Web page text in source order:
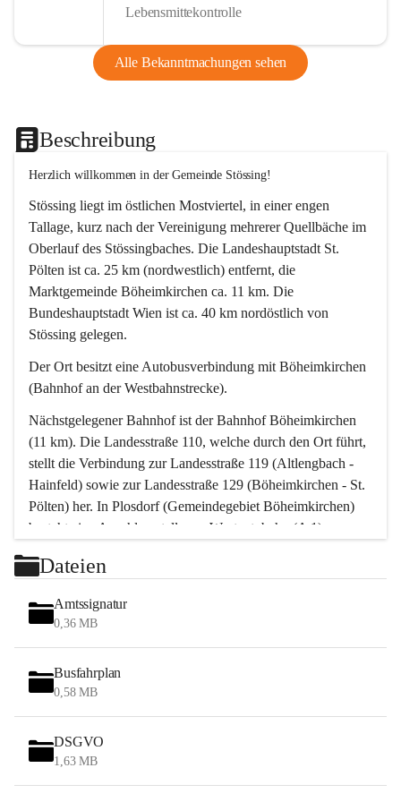
Lebensmittekontrolle
Alle Bekanntmachungen sehen
Beschreibung
Herzlich willkommen in der Gemeinde Stössing!
Stössing liegt im östlichen Mostviertel, in einer engen
Tallage, kurz nach der Vereinigung mehrerer Quellbäche im
Oberlauf des Stössingbaches. Die Landeshauptstadt St.
Pölten ist ca. 25 km (nordwestlich) entfernt, die
Marktgemeinde Böheimkirchen ca. 11 km. Die
Bundeshauptstadt Wien ist ca. 40 km nordöstlich von
Stössing gelegen.
Der Ort besitzt eine Autobusverbindung mit Böheimkirchen
(Bahnhof an der Westbahnstrecke).
Nächstgelegener Bahnhof ist der Bahnhof Böheimkirchen
(11 km). Die Landesstraße 110, welche durch den Ort führt,
stellt die Verbindung zur Landesstraße 119 (Altlengbach -
Hainfeld) sowie zur Landesstraße 129 (Böheimkirchen - St.
Pölten) her. In Plosdorf (Gemeindegebiet Böheimkirchen)
besteht eine Anschlussstelle zur Westautobahn (A 1).
Wien erreicht man in ca. 45 Minuten.
Stössing zählt noch zum Naherholungsraum Wien sowie
zum Naherholungsraum St. Pölten. Viele Bauernhöfe hatten
„ihre Wiener“. Seit 1960 bauten viele Wiener
Wochenendhäuser im Gemeindegebiet. Wegen des
waldreichen Jagdgebietes haben viele Jagdpächter ihre
Das Wandern ist aus touristischer Sicht die bedeutendste
Tätigkeit. Das hügelige Gebiet mit Wanderwegen durch
Wiesen, Wälder und Obstkulturen lädt dazu ein. Gefördert
Dateien
Amtssignatur
0,36 MB
Busfahrplan
0,58 MB
DSGVO
1,63 MB